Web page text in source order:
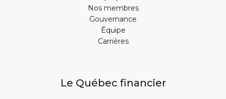
Nos membres
Gouvernance
Équipe
Carrières
Le Québec financier